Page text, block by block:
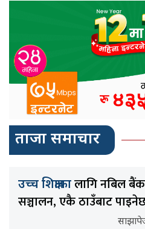
ताजा समाचार
उच्च शिक्षाकालागि नबिल
सञ्चालन, एकै ठाउँबाट